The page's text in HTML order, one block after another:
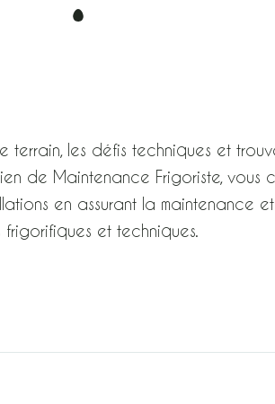
terrain, les défis techniques et
de Maintenance Frigoriste, vous
en assurant la maintenance
frigorifiques et techniques.